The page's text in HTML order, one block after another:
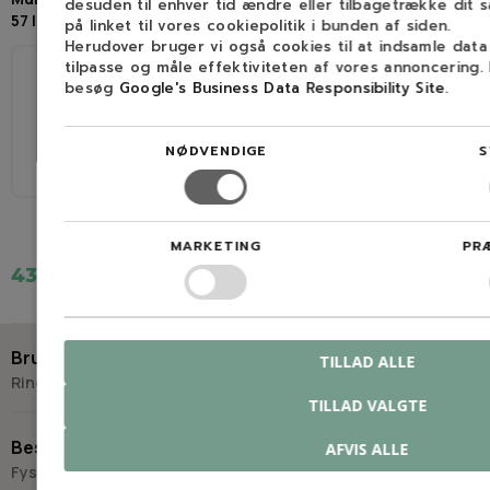
57 led)
1,3 mm (0,050″)
437,19 kr.
kædesæt til bla. Echo,
Husqvarna og Jonsered
40 cm 56
Brug for hjælp?
Ring eller skriv til Savdoktoren
+45 98 17 27 33
Besøg os
Fysisk butik og kompetencecenter
desuden til enhver tid ændre eller tilbagetrække dit
på linket til vores cookiepolitik i bunden af siden.
Herudover bruger vi også cookies til at indsamle
tilpasse og måle effektiviteten af vores annoncering.
besøg Google's Business Data Responsibility Site.
NØDVENDIGE
MARKETING
TILLAD VALGTE
TILLAD ALLE
AFVIS ALLE